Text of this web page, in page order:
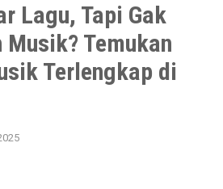
Lagu, Tapi Gak
Musik? Temukan
Terlengkap di